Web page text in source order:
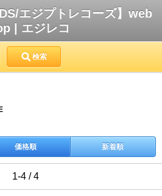
エジプトレコーズ】web
| エジレコ
検索
価格順 新着順
1-4 / 4